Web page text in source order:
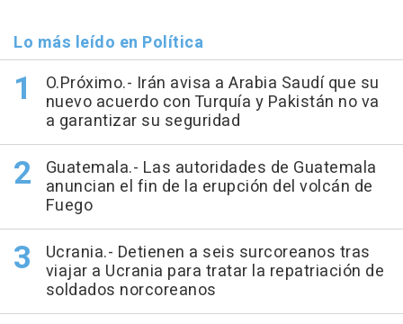
Lo más leído en Política
O.Próximo.- Irán avisa a Arabia Saudí que su
nuevo acuerdo con Turquía y Pakistán no va
a garantizar su seguridad
Guatemala.- Las autoridades de Guatemala
anuncian el fin de la erupción del volcán de
Fuego
Ucrania.- Detienen a seis surcoreanos tras
viajar a Ucrania para tratar la repatriación de
soldados norcoreanos